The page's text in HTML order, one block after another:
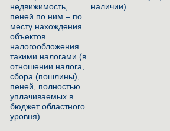
недвижимость,
пеней по ним – по
месту нахождения
объектов
налогообложения
такими налогами (в
отношении налога,
сбора (пошлины),
пеней, полностью
уплачиваемых в
бюджет областного
уровня)
наличии)